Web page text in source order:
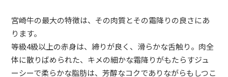
宮崎牛の最大の特徴は、その肉質とその霜降りの良さにあ
ります。
等級4級以上の赤身は、締りが良く、滑らかな舌触り。肉全
体に散りばめられた、キメの細かな霜降りがもたらすジュ
ーシーで柔らかな脂肪は、芳醇なコクでありながらもしつこ